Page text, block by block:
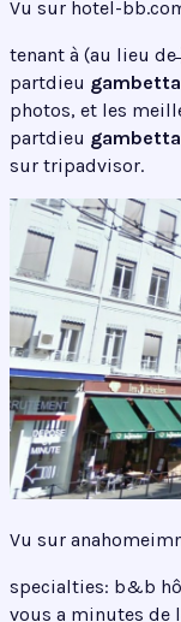
Vu sur hotel-
tenant à (au lieu
partdieu gambetta
photos, et les
partdieu gambetta
sur tripadvisor.
Vu sur
specialties: b&b
vous a minutes de